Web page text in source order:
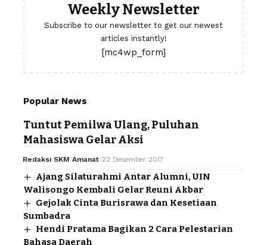
Weekly Newsletter
Subscribe to our newsletter to get our newest
articles instantly!
[mc4wp_form]
Popular News
Tuntut Pemilwa Ulang, Puluhan
Mahasiswa Gelar Aksi
Redaksi SKM Amanat 22 Desember 2017
Ajang Silaturahmi Antar Alumni, UIN
Walisongo Kembali Gelar Reuni Akbar
Gejolak Cinta Burisrawa dan Kesetiaan
Sumbadra
Hendi Pratama Bagikan 2 Cara Pelestarian
Bahasa Daerah